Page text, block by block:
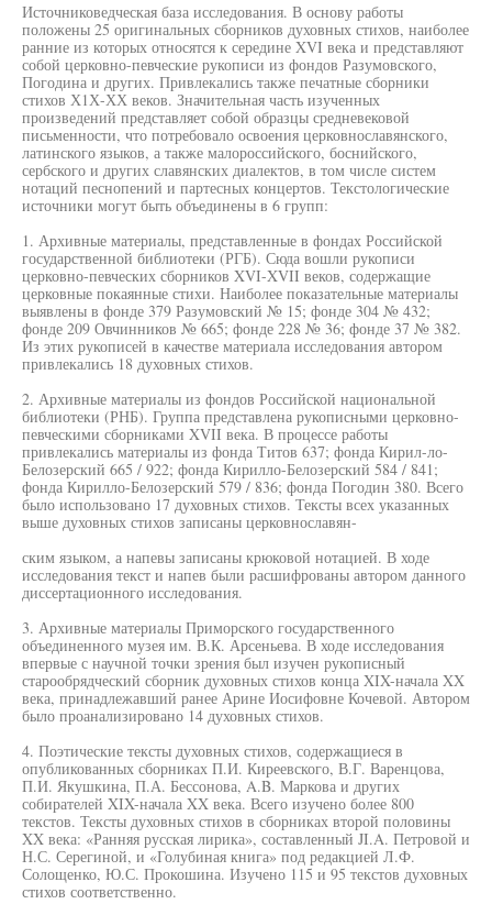
Источниковедческая база исследования. В основу работы
положены 25 оригинальных сборников духовных стихов, наиболее
ранние из которых относятся к середине XVI века и представляют
собой церковно-певческие рукописи из фондов Разумовского,
Погодина и других. Привлекались также печатные сборники
стихов Х1Х-ХХ веков. Значительная часть изученных
произведений представляет собой образцы средневековой
письменности, что потребовало освоения церковнославянского,
латинского языков, а также малороссийского, боснийского,
сербского и других славянских диалектов, в том числе систем
нотаций песнопений и партесных концертов. Текстологические
источники могут быть объединены в 6 групп:
1. Архивные материалы, представленные в фондах Российской
государственной библиотеки (РГБ). Сюда вошли рукописи
церковно-певческих сборников XVI-XVII веков, содержащие
церковные покаянные стихи. Наиболее показательные материалы
выявлены в фонде 379 Разумовский № 15; фонде 304 № 432;
фонде 209 Овчинников № 665; фонде 228 № 36; фонде 37 № 382.
Из этих рукописей в качестве материала исследования автором
привлекались 18 духовных стихов.
2. Архивные материалы из фондов Российской национальной
библиотеки (РНБ). Группа представлена рукописными церковно-
певческими сборниками XVII века. В процессе работы
привлекались материалы из фонда Титов 637; фонда Кирил-ло-
Белозерский 665 / 922; фонда Кирилло-Белозерский 584 / 841;
фонда Кирилло-Белозерский 579 / 836; фонда Погодин 380. Всего
было использовано 17 духовных стихов. Тексты всех указанных
выше духовных стихов записаны церковнославян-
ским языком, а напевы записаны крюковой нотацией. В ходе
исследования текст и напев были расшифрованы автором данного
диссертационного исследования.
3. Архивные материалы Приморского государственного
объединенного музея им. В.К. Арсеньева. В ходе исследования
впервые с научной точки зрения был изучен рукописный
старообрядческий сборник духовных стихов конца XIX-начала XX
века, принадлежавший ранее Арине Иосифовне Кочевой. Автором
было проанализировано 14 духовных стихов.
4. Поэтические тексты духовных стихов, содержащиеся в
опубликованных сборниках П.И. Киреевского, В.Г. Варенцова,
П.И. Якушкина, П.А. Бессонова, A.B. Маркова и других
собирателей XIX-начала XX века. Всего изучено более 800
текстов. Тексты духовных стихов в сборниках второй половины
XX века: «Ранняя русская лирика», составленный JI.A. Петровой и
Н.С. Серегиной, и «Голубиная книга» под редакцией Л.Ф.
Солощенко, Ю.С. Прокошина. Изучено 115 и 95 текстов духовных
стихов соответственно.